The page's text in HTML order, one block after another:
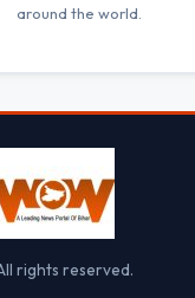
around the world.
rights reserved.